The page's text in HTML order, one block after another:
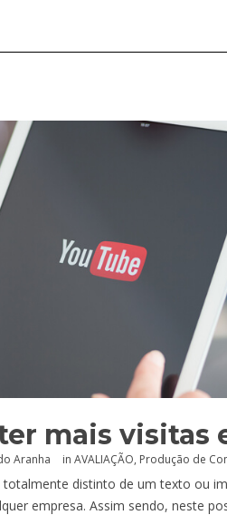
mais visitas
Aranha in AVALIAÇÃO, Produção de
distinto de um texto ou
empresa. Assim sendo, neste